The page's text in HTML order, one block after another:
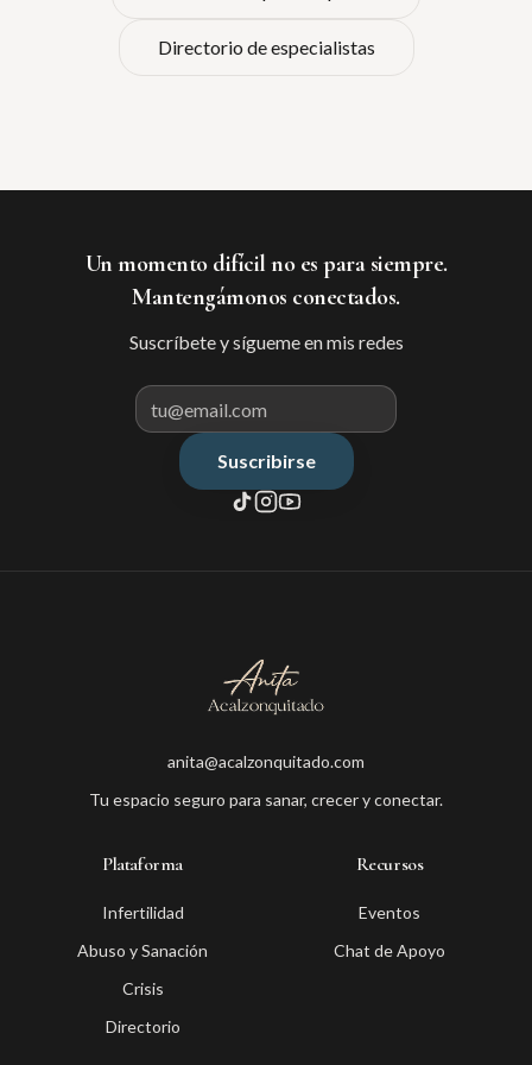
Directorio de especialistas
Un momento difícil no es para siempre.
Mantengámonos conectados.
Suscríbete y sígueme en mis redes
Correo electrónico para
Suscribirse
anita@acalzonquitado.com
Tu espacio seguro para sanar, crecer y conectar.
Plataforma
Infertilidad
Abuso y Sanación
Crisis
Directorio
Recursos
Eventos
Chat de Apoyo